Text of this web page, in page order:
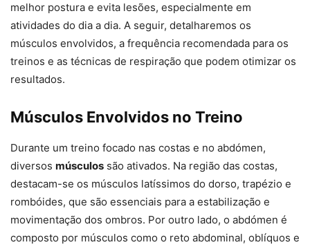
melhor postura e evita lesões, especialmente em
atividades do dia a dia. A seguir, detalharemos os
músculos envolvidos, a frequência recomendada para os
treinos e as técnicas de respiração que podem otimizar os
resultados.
Músculos Envolvidos no Treino
Durante um treino focado nas costas e no abdómen,
diversos músculos são ativados. Na região das costas,
destacam-se os músculos latíssimos do dorso, trapézio e
rombóides, que são essenciais para a estabilização e
movimentação dos ombros. Por outro lado, o abdómen é
composto por músculos como o reto abdominal, oblíquos e